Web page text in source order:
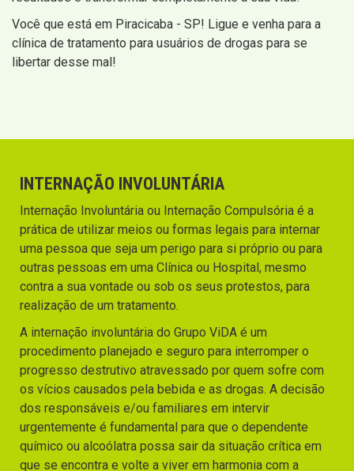
Você que está em Piracicaba - SP! Ligue e venha para a
clínica de tratamento para usuários de drogas para se
libertar desse mal!
INTERNAÇÃO INVOLUNTÁRIA
Internação Involuntária ou Internação Compulsória é a
prática de utilizar meios ou formas legais para internar
uma pessoa que seja um perigo para si próprio ou para
outras pessoas em uma Clínica ou Hospital, mesmo
contra a sua vontade ou sob os seus protestos, para
realização de um tratamento.
A internação involuntária do Grupo ViDA é um
procedimento planejado e seguro para interromper o
progresso destrutivo atravessado por quem sofre com
os vícios causados pela bebida e as drogas. A decisão
dos responsáveis e/ou familiares em intervir
urgentemente é fundamental para que o dependente
químico ou alcoólatra possa sair da situação crítica em
que se encontra e volte a viver em harmonia com a